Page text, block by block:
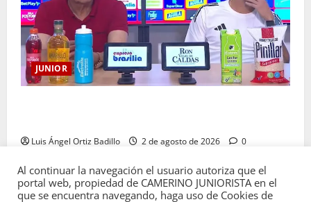
JUNIOR
Luis Ángel Ortiz Badillo 2 de agosto de 2026 0
Al continuar la navegación el usuario autoriza que el
portal web, propiedad de CAMERINO JUNIORISTA en el
que se encuentra navegando, haga uso de Cookies de